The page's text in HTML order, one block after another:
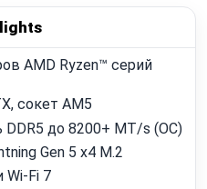
AMD Ryzen™ серий
сокет AM5
до 8200+ MT/s (OC)
Gen 5 x4 M.2
7